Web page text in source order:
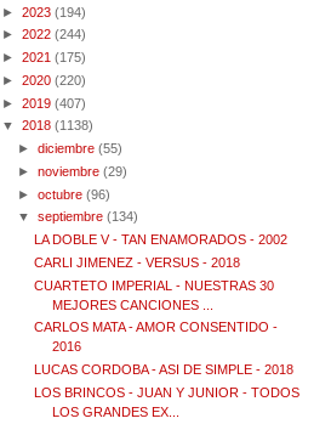
► 2023 (194)
► 2022 (244)
► 2021 (175)
► 2020 (220)
► 2019 (407)
▼ 2018 (1138)
►diciembre (55)
►noviembre (29)
►octubre (96)
▼septiembre (134)
LA DOBLE V - TAN ENAMORADOS - 2002
CARLI JIMENEZ - VERSUS - 2018
CUARTETO IMPERIAL - NUESTRAS 30
MEJORES CANCIONES ...
CARLOS MATA - AMOR CONSENTIDO -
2016
LUCAS CORDOBA - ASI DE SIMPLE - 2018
LOS BRINCOS - JUAN Y JUNIOR - TODOS
LOS GRANDES EX...